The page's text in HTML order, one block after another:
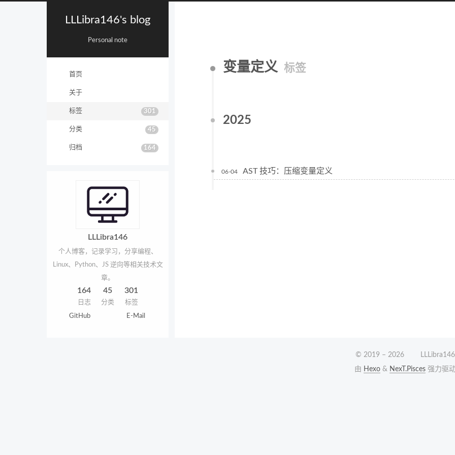
LLLibra146's blog
Personal note
首页
关于
标签 301
分类 45
归档 164
LLLibra146
个人博客，记录学习，分享编程、
Linux、Python、JS 逆向等相关技术文
章。
164
日志
45
分类
301
标签
GitHub E-Mail
变量定义 标签
2025
06-04 AST 技巧：压缩变量定义
© 2019 –2026
LLLibra146
由 Hexo & NexT.Pisces 强力驱